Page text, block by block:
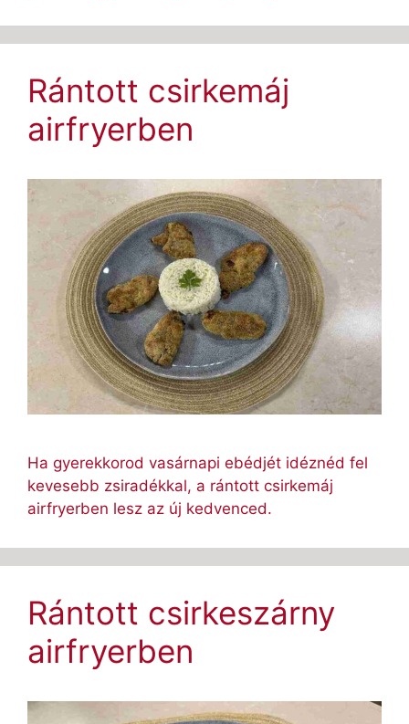
Rántott csirkemáj
airfryerben
Ha gyerekkorod vasárnapi ebédjét idéznéd fel
kevesebb zsiradékkal, a rántott csirkemáj
airfryerben lesz az új kedvenced.
Rántott csirkeszárny
airfryerben